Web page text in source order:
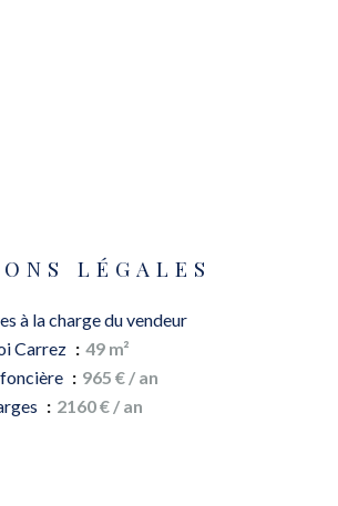
LÉGALES
à la charge du vendeur
Carrez
49 m²
965 € / an
2160 € / an